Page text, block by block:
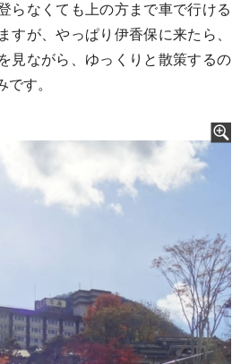
らなくても上の方まで車で行ける
すが、やっぱり伊香保に来たら、
見ながら、ゆっくりと散策するの
す。